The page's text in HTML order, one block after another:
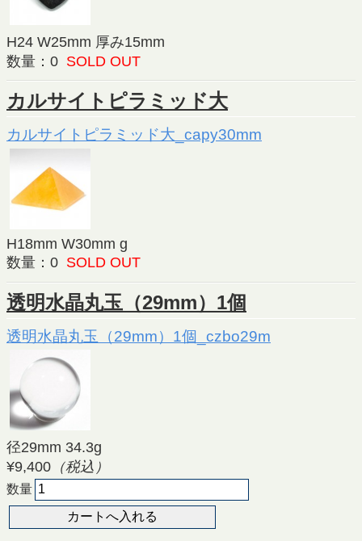
H24 W25mm 厚み15mm
数量：0 SOLD OUT
カルサイトピラミッド大
カルサイトピラミッド大_capy30mm
H18mm W30mm g
数量：0 SOLD OUT
透明水晶丸玉（29mm）1個
透明水晶丸玉（29mm）1個_czbo29m
径29mm 34.3g
¥9,400 （税込）
数量